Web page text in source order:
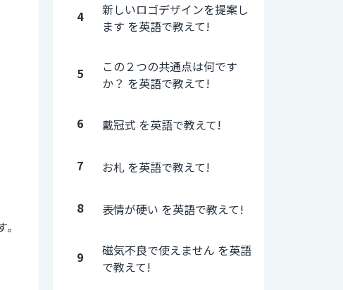
4
新しいロゴデザインを提案し
ます を英語で教えて!
5
この２つの共通点は何です
か？ を英語で教えて!
6 戴冠式 を英語で教えて!
7 お札 を英語で教えて!
8 表情が硬い を英語で教えて!
9
磁気不良で使えません を英語
で教えて!